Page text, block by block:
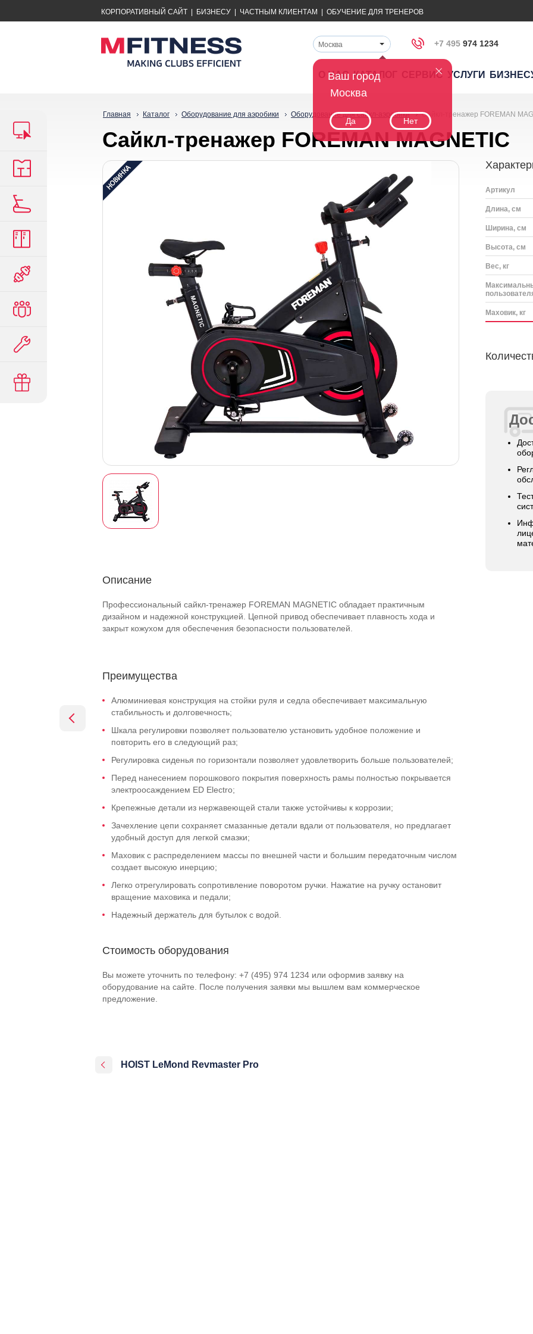
КОРПОРАТИВНЫЙ САЙТ БИЗНЕСУ ЧАСТНЫМ КЛИЕНТАМ ОБУЧЕНИЕ ДЛЯ ТРЕНЕРОВ
Ваш город
Москва
Да Нет
Москва +7 495 974 1234
О НАС КАТАЛОГ СЕРВИС УСЛУГИ
Главная Каталог Оборудование для аэробики Оборудование для сайкл-аэробики Сайкл-тренажер FOREMAN
Сайкл-тренажер FOREMAN MAGNETIC
Артикул
Длина, см
Ширина, см
Высота, см
Вес, кг
Маховик, кг
Описание
Профессиональный сайкл-тренажер FOREMAN MAGNETIC обладает практичным
дизайном и надежной конструкцией. Цепной привод обеспечивает плавность хода и
закрыт кожухом для обеспечения безопасности пользователей.
Преимущества
Алюминиевая конструкция на стойки руля и седла обеспечивает максимальную
стабильность и долговечность;
Шкала регулировки позволяет пользователю установить удобное положение и
повторить его в следующий раз;
Регулировка сиденья по горизонтали позволяет удовлетворить больше пользователей;
Перед нанесением порошкового покрытия поверхность рамы полностью покрывается
электроосаждением ED Electro;
Крепежные детали из нержавеющей стали также устойчивы к коррозии;
Зачехление цепи сохраняет смазанные детали вдали от пользователя, но предлагает
удобный доступ для легкой смазки;
Маховик с распределением массы по внешней части и большим передаточным числом
создает высокую инерцию;
Легко отрегулировать сопротивление поворотом ручки. Нажатие на ручку остановит
вращение маховика и педали;
Надежный держатель для бутылок с водой.
Стоимость оборудования
Вы можете уточнить по телефону: +7 (495) 974 1234 или оформив заявку на
оборудование на сайте. После получения заявки мы вышлем вам коммерческое
предложение.
HOIST LeMond Revmaster Pro